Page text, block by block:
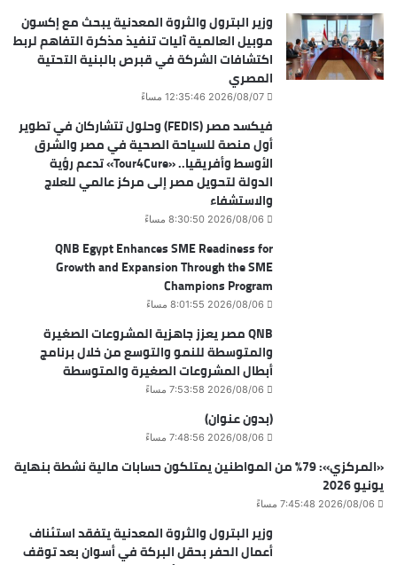
وزير البترول والثروة المعدنية يبحث مع إكسون
موبيل العالمية آليات تنفيذ مذكرة التفاهم لربط
اكتشافات الشركة في قبرص بالبنية التحتية
المصري
2026/08/07 12:35:46 مساءً
فيكسد مصر (FEDIS) وحلول تتشاركان في تطوير
أول منصة للسياحة الصحية في مصر والشرق
الأوسط وأفريقيا.. «Tour4Cure» تدعم رؤية
الدولة لتحويل مصر إلى مركز عالمي للعلاج
والاستشفاء
2026/08/06 8:30:50 مساءً
QNB Egypt Enhances SME Readiness for
Growth and Expansion Through the SME
Champions Program
2026/08/06 8:01:55 مساءً
QNB مصر يعزز جاهزية المشروعات الصغيرة
والمتوسطة للنمو والتوسع من خلال برنامج
أبطال المشروعات الصغيرة والمتوسطة
2026/08/06 7:53:58 مساءً
(بدون عنوان)
2026/08/06 7:48:56 مساءً
«المركزي»: 79% من المواطنين يمتلكون حسابات مالية نشطة بنهاية
يونيو 2026
2026/08/06 7:45:48 مساءً
وزير البترول والثروة المعدنية يتفقد استئناف
أعمال الحفر بحقل البركة في أسوان بعد توقف